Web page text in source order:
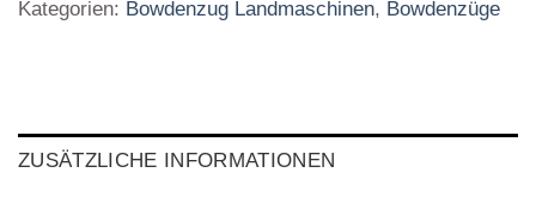
Kategorien: Bowdenzug Landmaschinen, Bowdenzüge
ZUSÄTZLICHE INFORMATIONEN